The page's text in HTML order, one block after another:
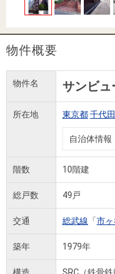
暮らしの
税金の本
（電子ブ
ック）
物件概要
物件名 サンビュ
所在地 東京都千代
自治体情報
階数 10階建
総戸数 49戸
交通 総武線 「市
築年 1979年